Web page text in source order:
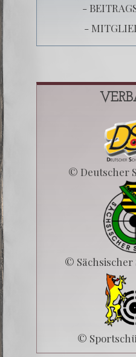
-
-
© Deutscher
© Sächsischer
©